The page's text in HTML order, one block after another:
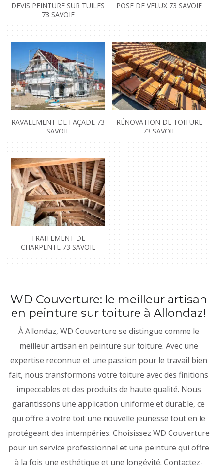
DEVIS PEINTURE SUR TUILES
73 SAVOIE
POSE DE VELUX 73 SAVOIE
RAVALEMENT DE FAÇADE 73
SAVOIE
RÉNOVATION DE TOITURE
73 SAVOIE
TRAITEMENT DE
CHARPENTE 73 SAVOIE
WD Couverture: le meilleur artisan
en peinture sur toiture à Allondaz!
À Allondaz, WD Couverture se distingue comme le
meilleur artisan en peinture sur toiture. Avec une
expertise reconnue et une passion pour le travail bien
fait, nous transformons votre toiture avec des finitions
impeccables et des produits de haute qualité. Nous
garantissons une application uniforme et durable, ce
qui offre à votre toit une nouvelle jeunesse tout en le
protégeant des intempéries. Choisissez WD Couverture
pour un service professionnel et une peinture qui offre
à la fois une esthétique et une longévité. Contactez-